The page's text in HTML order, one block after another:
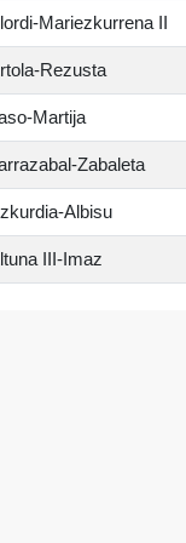
Mariezkurrena II
Rezusta
Martija
Zabaleta
Albisu
III-Imaz